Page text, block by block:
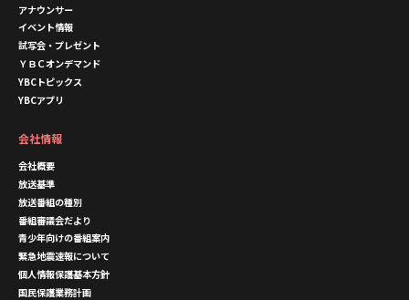
アナウンサー
イベント情報
試写会・プレゼント
ＹＢＣオンデマンド
YBCトピックス
YBCアプリ
会社情報
会社概要
放送基準
放送番組の種別
番組審議会だより
青少年向けの番組案内
緊急地震速報について
個人情報保護基本方針
国民保護業務計画